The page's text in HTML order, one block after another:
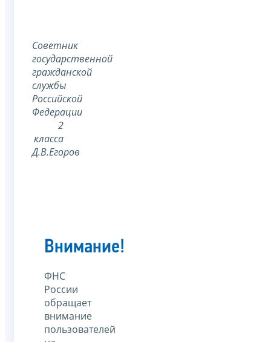
Советник
государственной
гражданской
службы
Российской
Федерации
2
класса
Д.В.Егоров
Внимание!
ФНС
России
обращает
внимание
пользователей